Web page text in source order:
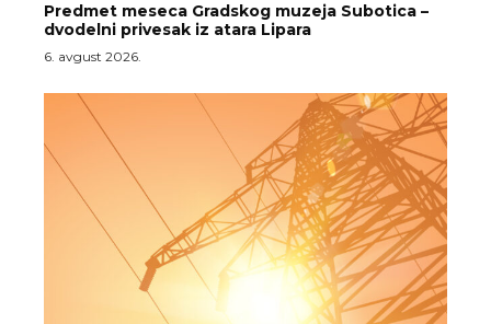
Predmet meseca Gradskog muzeja Subotica –
dvodelni privesak iz atara Lipara
6. avgust 2026.